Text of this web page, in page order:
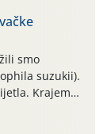
temperature
38,0°C!
izražen
smo
suzukii).
Krajem
a u